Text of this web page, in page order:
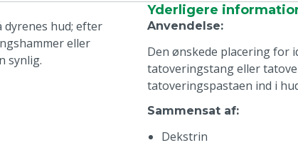
hud; efter
eller
synlig.
Yderligere
Anvendelse:
Den ønskede placering for
tatoveringstang eller
tatoveringspastaen ind i
Sammensat af:
Dekstrin